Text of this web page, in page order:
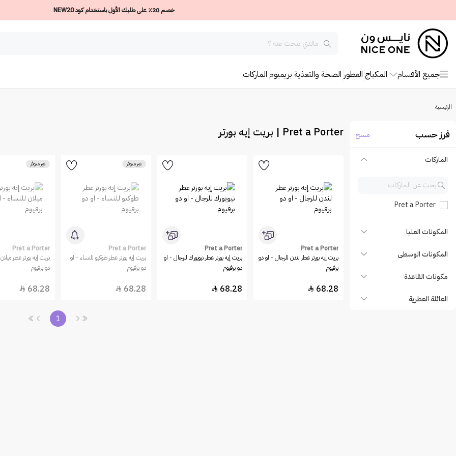
خصم 20٪ على طلبك الأول باستخدام كود NEW20
جميع الأقسام المكياج العطور الصحة والتغذية بريميوم الماركات
الرئيسية
فرز حسب مسح
الماركات
Pret a Porter
المكونات العليا
المكونات الوسطى
مكونات القاعدة
العائلة العطرية
Pret a Porter | بريت إيه بورتر
Pret a Porter
بريت إيه بورتر عطر لندن للرجال - او دو
برفيوم
68.28

Pret a Porter
بريت إيه بورتر عطر نيويورك للرجال - او
دو برفيوم
68.28

غير متوفر
Pret a Porter
بريت إيه بورتر عطر طوكيو للنساء - او
دو برفيوم
68.28

غير متوفر
Pret a Porter
بريت إيه بورتر عطر
دو برفيوم
68.28

1